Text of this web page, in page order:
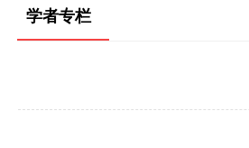
学者专栏